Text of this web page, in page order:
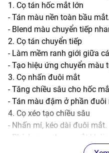
1. Cọ tán hốc mắt lớn
- Tán màu nền toàn bầu mắt.
- Blend màu chuyển tiếp
2. Cọ tán chuyển tiếp
- Làm mềm ranh giới giữa
- Tạo hiệu ứng chuyển màu
3. Cọ nhấn đuôi mắt
- Tăng chiều sâu cho hốc
- Tán màu đậm ở phần đuôi
4. Cọ xéo tạo chiều sâu
- Nhấn mí, kéo dài đuôi mắt.
- Phù hợp makeup mắt khói.